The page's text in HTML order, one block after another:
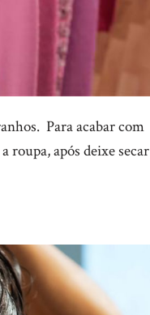
Para acabar com
roupa, após deixe secar